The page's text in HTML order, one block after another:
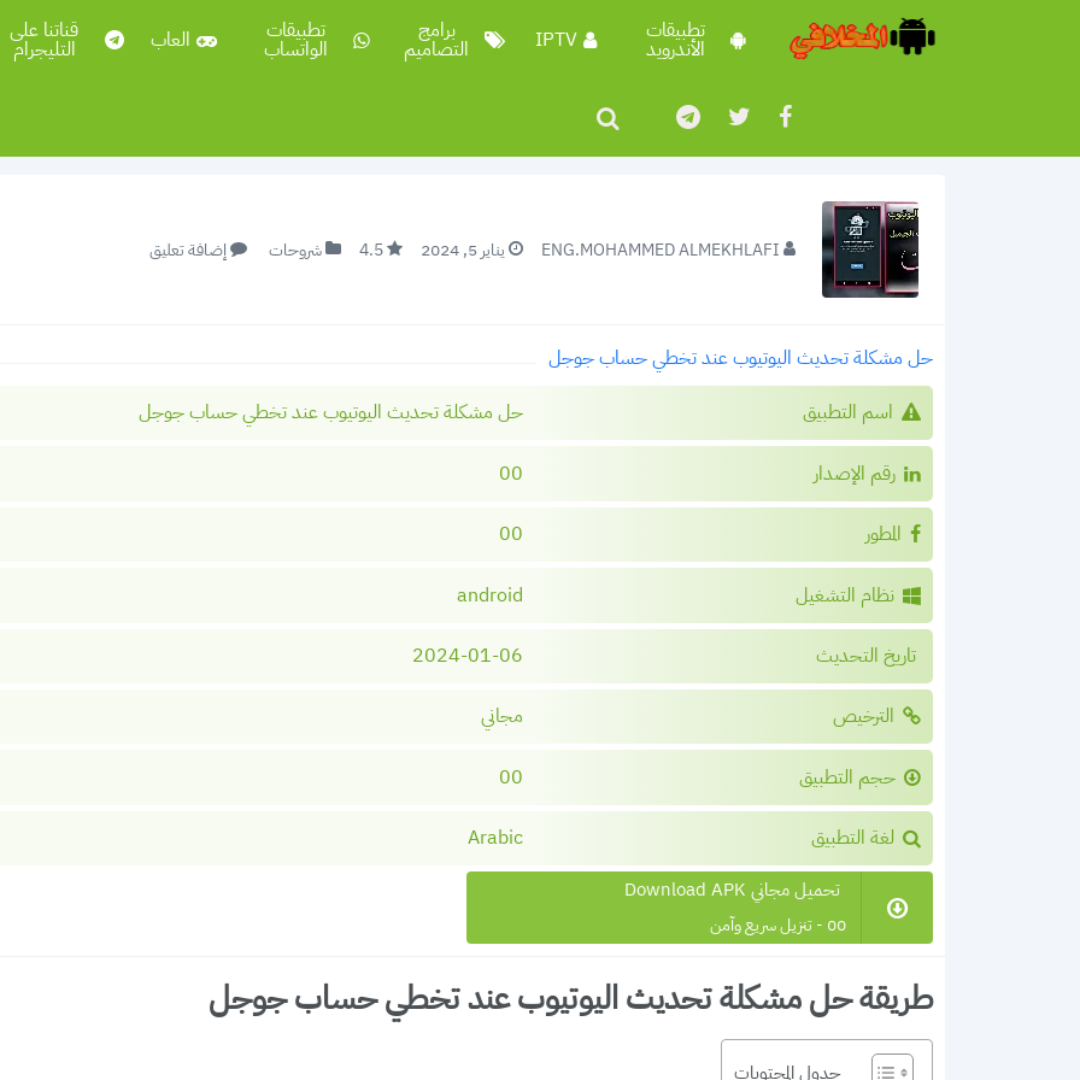
تطبيقات
الأندرويد IPTV برامج
التصاميم
تطبيقات
الواتساب العاب قناتنا على
التليجرام
ENG.MOHAMMED ALMEKHLAFI يناير 5, 2024 4.5 شروحات إضافة تعليق
حل مشكلة تحديث اليوتيوب عند تخطي حساب جوجل
اسم التطبيق
حل مشكلة تحديث اليوتيوب عند تخطي حساب جوجل
رقم الإصدار 00
المطور 00
نظام التشغيل android
تاريخ التحديث 2024-01-06
الترخيص مجاني
حجم التطبيق 00
لغة التطبيق Arabic
تحميل مجاني Download APK
00 - تنزيل سريع وآمن
طريقة حل مشكلة تحديث اليوتيوب عند تخطي حساب جوجل
جدول المحتويات